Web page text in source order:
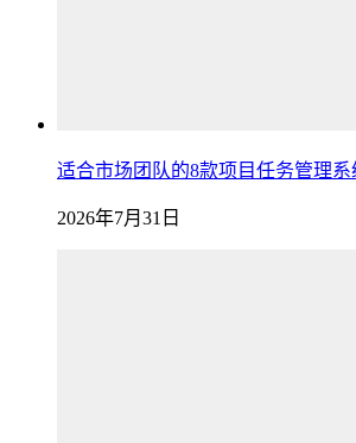
适合市场团队的8款项目任务管理系
2026年7月31日